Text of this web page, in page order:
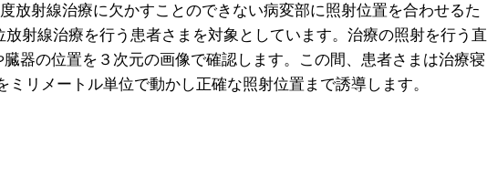
放射線治療に欠かすことのできない病変部に照射位置を合わせるた
射線治療を行う患者さまを対象としています。治療の照射を行う直
器の位置を３次元の画像で確認します。この間、患者さまは治療寝
リメートル単位で動かし正確な照射位置まで誘導します。